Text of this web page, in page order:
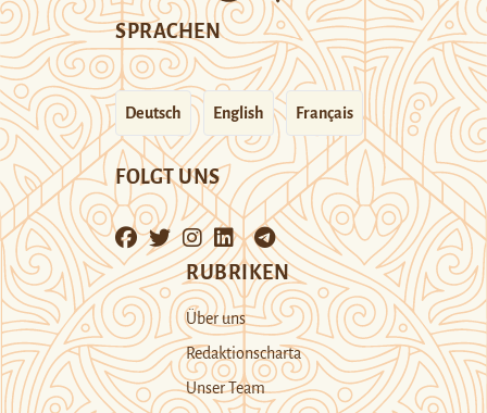
SPRACHEN
Deutsch English Français
FOLGT UNS
RUBRIKEN
Über uns
Redaktionscharta
Unser Team